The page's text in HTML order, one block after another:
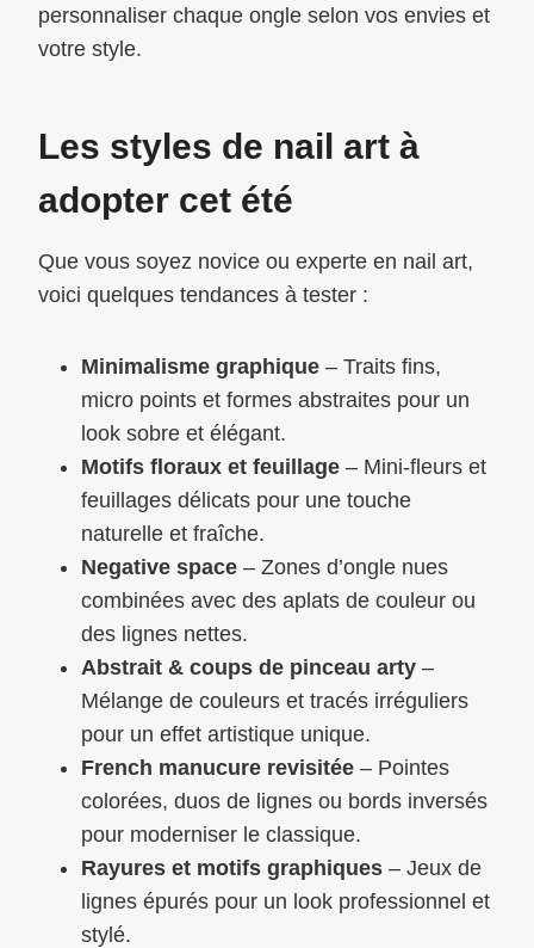
personnaliser chaque ongle selon vos envies et
votre style.
Les styles de nail art à
adopter cet été
Que vous soyez novice ou experte en nail art,
voici quelques tendances à tester :
Minimalisme graphique – Traits fins,
micro points et formes abstraites pour un
look sobre et élégant.
Motifs floraux et feuillage – Mini-fleurs et
feuillages délicats pour une touche
naturelle et fraîche.
Negative space – Zones d’ongle nues
combinées avec des aplats de couleur ou
des lignes nettes.
Abstrait & coups de pinceau arty –
Mélange de couleurs et tracés irréguliers
pour un effet artistique unique.
French manucure revisitée – Pointes
colorées, duos de lignes ou bords inversés
pour moderniser le classique.
Rayures et motifs graphiques – Jeux de
lignes épurés pour un look professionnel et
stylé.